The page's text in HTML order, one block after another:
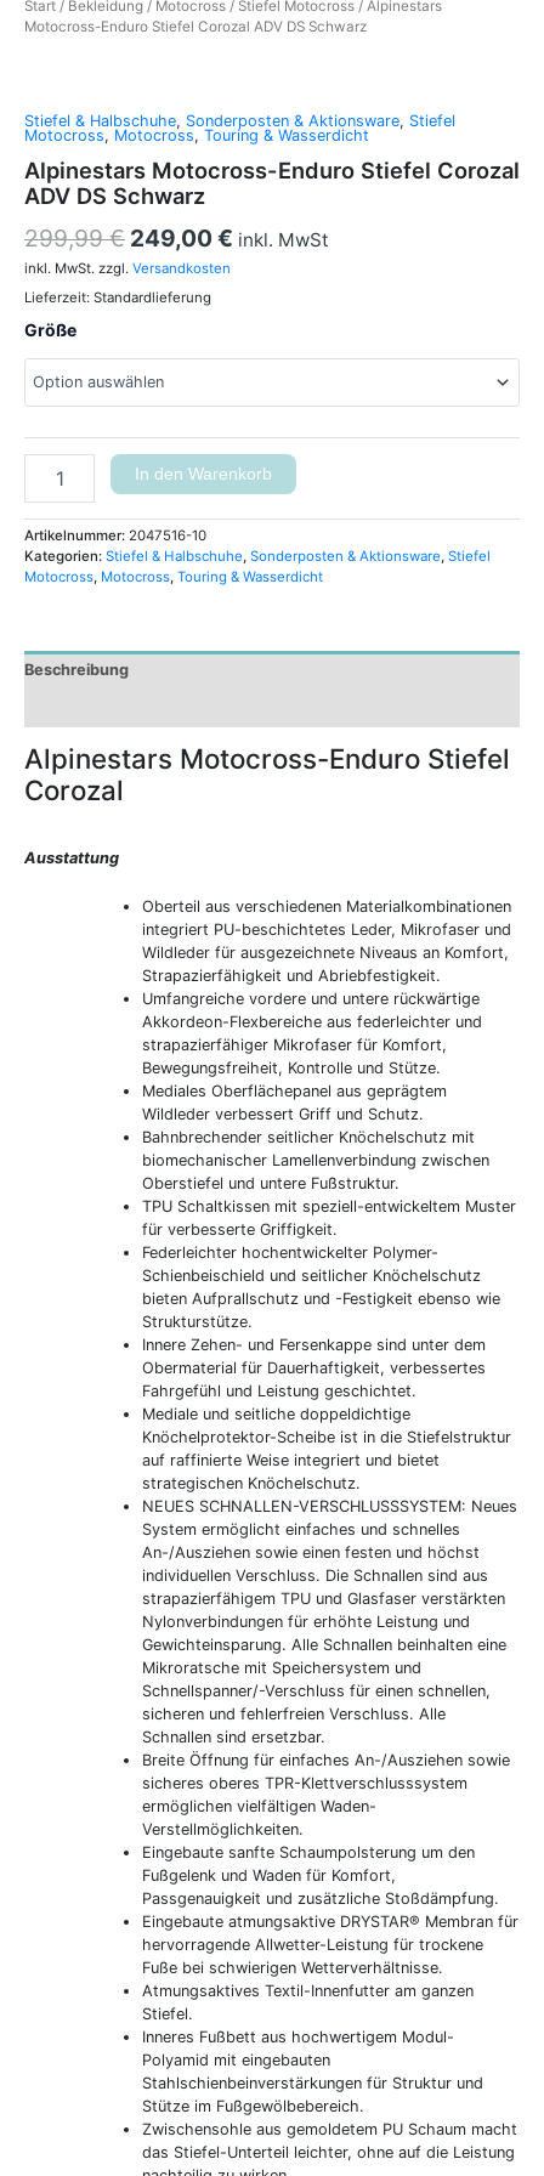
Start / Bekleidung / Motocross / Stiefel Motocross / Alpinestars
Motocross-Enduro Stiefel Corozal ADV DS Schwarz
Stiefel & Halbschuhe, Sonderposten & Aktionsware, Stiefel
Motocross, Motocross, Touring & Wasserdicht
Alpinestars Motocross-Enduro Stiefel Corozal
ADV DS Schwarz
299,99€ 249,00€ inkl. MwSt
inkl. MwSt. zzgl. Versandkosten
Lieferzeit: Standardlieferung
Größe
In den Warenkorb
Artikelnummer: 2047516-10
Kategorien: Stiefel & Halbschuhe, Sonderposten & Aktionsware, Stiefel
Motocross, Motocross, Touring & Wasserdicht
Beschreibung
Alpinestars Motocross-Enduro Stiefel
Corozal
Ausstattung
Oberteil aus verschiedenen Materialkombinationen
integriert PU-beschichtetes Leder, Mikrofaser und
Wildleder für ausgezeichnete Niveaus an Komfort,
Strapazierfähigkeit und Abriebfestigkeit.
Umfangreiche vordere und untere rückwärtige
Akkordeon-Flexbereiche aus federleichter und
strapazierfähiger Mikrofaser für Komfort,
Bewegungsfreiheit, Kontrolle und Stütze.
Mediales Oberflächepanel aus geprägtem
Wildleder verbessert Griff und Schutz.
Bahnbrechender seitlicher Knöchelschutz mit
biomechanischer Lamellenverbindung zwischen
Oberstiefel und untere Fußstruktur.
TPU Schaltkissen mit speziell-entwickeltem Muster
für verbesserte Griffigkeit.
Federleichter hochentwickelter Polymer-
Schienbeischield und seitlicher Knöchelschutz
bieten Aufprallschutz und -Festigkeit ebenso wie
Strukturstütze.
Innere Zehen- und Fersenkappe sind unter dem
Obermaterial für Dauerhaftigkeit, verbessertes
Fahrgefühl und Leistung geschichtet.
Mediale und seitliche doppeldichtige
Knöchelprotektor-Scheibe ist in die Stiefelstruktur
auf raffinierte Weise integriert und bietet
strategischen Knöchelschutz.
NEUES SCHNALLEN-VERSCHLUSSSYSTEM: Neues
System ermöglicht einfaches und schnelles
An-/Ausziehen sowie einen festen und höchst
individuellen Verschluss. Die Schnallen sind aus
strapazierfähigem TPU und Glasfaser verstärkten
Nylonverbindungen für erhöhte Leistung und
Gewichteinsparung. Alle Schnallen beinhalten eine
Mikroratsche mit Speichersystem und
Schnellspanner/-Verschluss für einen schnellen,
sicheren und fehlerfreien Verschluss. Alle
Schnallen sind ersetzbar.
Breite Öffnung für einfaches An-/Ausziehen sowie
sicheres oberes TPR-Klettverschlusssystem
ermöglichen vielfältigen Waden-
Verstellmöglichkeiten.
Eingebaute sanfte Schaumpolsterung um den
Fußgelenk und Waden für Komfort,
Passgenauigkeit und zusätzliche Stoßdämpfung.
Eingebaute atmungsaktive DRYSTAR® Membran für
hervorragende Allwetter-Leistung für trockene
Fuße bei schwierigen Wetterverhältnisse.
Atmungsaktives Textil-Innenfutter am ganzen
Stiefel.
Inneres Fußbett aus hochwertigem Modul-
Polyamid mit eingebauten
Stahlschienbeinverstärkungen für Struktur und
Stütze im Fußgewölbebereich.
Zwischensohle aus gemoldetem PU Schaum macht
das Stiefel-Unterteil leichter, ohne auf die Leistung